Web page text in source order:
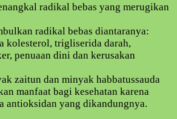
radikal bebas yang merugikan
radikal bebas diantaranya:
kolesterol, trigliserida darah,
penuaan dini dan kerusakan
zaitun dan minyak habbatussauda
manfaat bagi kesehatan karena
antioksidan yang dikandungnya.